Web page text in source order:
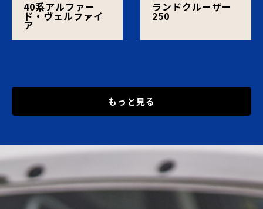
40系アルファー
ド・ヴェルファイ
ア
ランドクルーザー
250
もっと見る